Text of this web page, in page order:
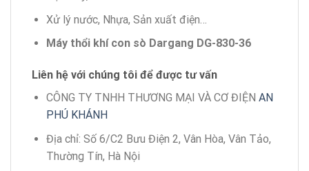
Xử lý nước, Nhựa, Sản xuất điện…
Máy thổi khí con sò Dargang DG-830-36
Liên hệ với chúng tôi để được tư vấn
CÔNG TY TNHH THƯƠNG MẠI VÀ CƠ ĐIỆN AN
PHÚ KHÁNH
Địa chỉ: Số 6/C2 Bưu Điện 2, Vân Hòa, Vân Tảo,
Thường Tín, Hà Nội